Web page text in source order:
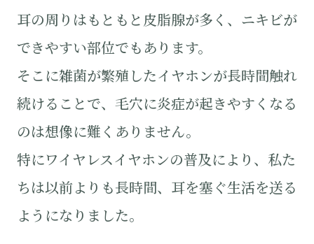
耳の周りはもともと皮脂腺が多く、ニキビが
できやすい部位でもあります。
そこに雑菌が繁殖したイヤホンが長時間触れ
続けることで、毛穴に炎症が起きやすくなる
のは想像に難くありません。
特にワイヤレスイヤホンの普及により、私た
ちは以前よりも長時間、耳を塞ぐ生活を送る
ようになりました。